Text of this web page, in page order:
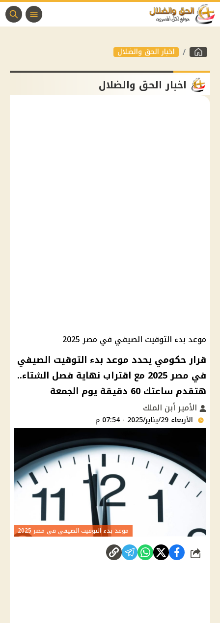
اخبار الحق والضلال
اخبار الحق والضلال
موعد بدء التوقيت الصيفي في مصر 2025
قرار حكومي يحدد موعد بدء التوقيت الصيفي
في مصر 2025 مع اقتراب نهاية فصل الشتاء..
هتقدم ساعتك 60 دقيقة يوم الجمعة
الأمير أبن الملك
الأربعاء 29/يناير/2025 - 07:54 م
موعد بدء التوقيت الصيفي في مصر 2025
شارك